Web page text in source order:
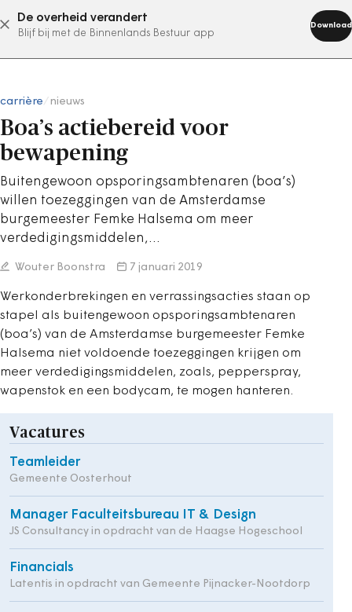
De overheid verandert
Blijf bij met de Binnenlands Bestuur app
Download
abonneer nu
carrière nieuws
Boa’s actiebereid voor
bewapening
Buitengewoon opsporingsambtenaren (boa’s)
willen toezeggingen van de Amsterdamse
burgemeester Femke Halsema om meer
verdedigingsmiddelen,…
Wouter Boonstra 7 januari 2019
Werkonderbrekingen en verrassingsacties staan op
stapel als buitengewoon opsporingsambtenaren
(boa’s) van de Amsterdamse burgemeester Femke
Halsema niet voldoende toezeggingen krijgen om
meer verdedigingsmiddelen, zoals, pepperspray,
wapenstok en een bodycam, te mogen hanteren.
Vacatures
Teamleider
Gemeente Oosterhout
Manager Faculteitsbureau IT & Design
JS Consultancy in opdracht van de Haagse Hogeschool
Financials
Latentis in opdracht van Gemeente Pijnacker-Nootdorp